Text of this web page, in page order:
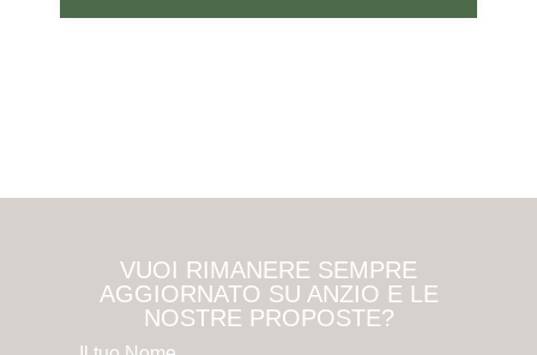
VUOI RIMANERE SEMPRE
AGGIORNATO SU ANZIO E LE
NOSTRE PROPOSTE?